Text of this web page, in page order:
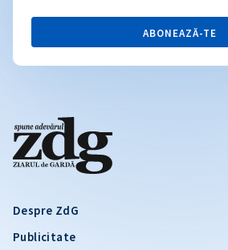
Despre ZdG
Publicitate
ABONEAZĂ-TE